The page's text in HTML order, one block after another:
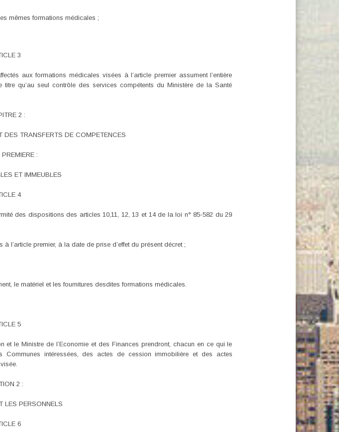
mêmes formations médicales ;
3
aux formations médicales visées à l’article premier assument l’entière
qu’au seul contrôle des services compétents du Ministère de la Santé
2 :
DES TRANSFERTS DE COMPETENCES
:
ET IMMEUBLES
4
des dispositions des articles 10,11, 12, 13 et 14 de la loi n° 85-582 du 29
l’article premier, à la date de prise d’effet du présent décret ;
le matériel et les fournitures desdites formations médicales.
5
et le Ministre de l’Economie et des Finances prendront, chacun en ce qui le
Communes intéressées, des actes de cession immobilière et des actes
2 :
LES PERSONNELS
6